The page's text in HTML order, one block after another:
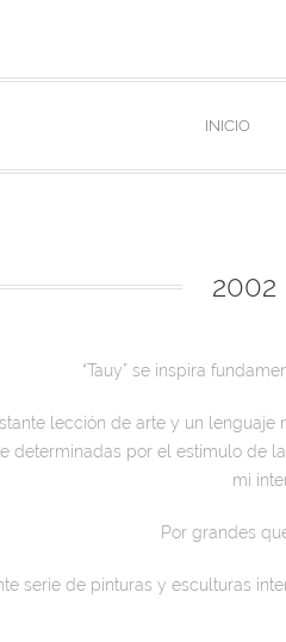
INICIO
2002
“Tauy” se inspira
lección de arte y un lenguaje
determinadas por el estímulo de
mi
Por grandes
serie de pinturas y esculturas